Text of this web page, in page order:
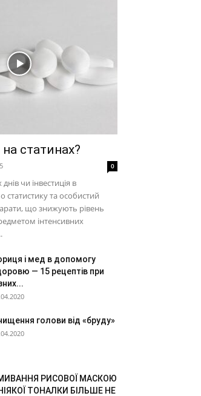
статинах?
0
чи інвестиція в
статистику та особистий
що знижують рівень
інтенсивних
і мед в допомогу
— 15 рецептів при
голови від «бруду»
РИСОВОЇ МАСКОЮ
ТОНАЛКИ БІЛЬШЕ НЕ